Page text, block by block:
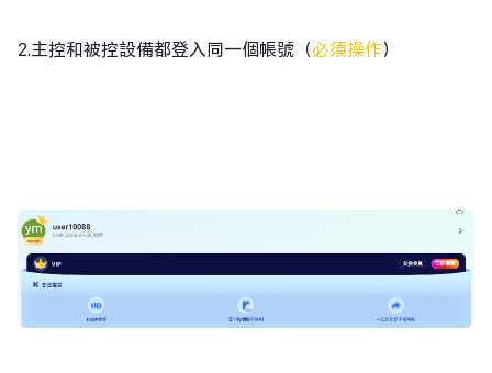
2.主控和被控設備都登入同一個帳號（必須操作）